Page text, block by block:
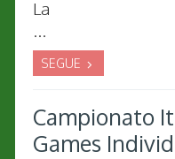
La
...
SEGUE
Campionato
Games